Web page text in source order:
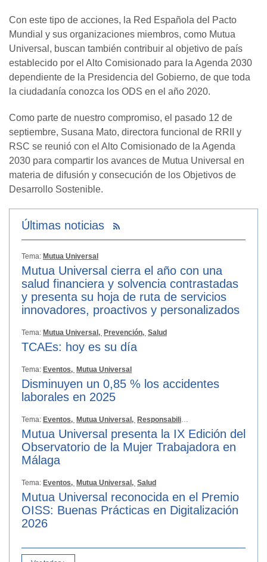
Con este tipo de acciones, la Red Española del Pacto
Mundial y sus organizaciones miembros, como Mutua
Universal, buscan también contribuir al objetivo de país
establecido por el Alto Comisionado para la Agenda 2030
dependiente de la Presidencia del Gobierno, de que toda
la ciudadanía conozca los ODS en el año 2020.
Como parte de nuestro compromiso, el pasado 12 de
septiembre, Susana Mato, directora funcional de RRII y
RSC se reunió con el Alto Comisionado de la Agenda
2030 para compartir los avances de Mutua Universal en
materia de difusión y consecución de los Objetivos de
Desarrollo Sostenible.
Últimas noticias
Tema: Mutua Universal
Mutua Universal cierra el año con una
salud financiera y solvencia contrastadas
y presenta su hoja de ruta de servicios
innovadores, proactivos y personalizados
Tema: Mutua Universal, Prevención, Salud
TCAEs: hoy es su día
Tema: Eventos, Mutua Universal
Disminuyen un 0,85 % los accidentes
laborales en 2025
Tema: Eventos, Mutua Universal, Responsabilidad Social
Mutua Universal presenta la IX Edición del
Observatorio de la Mujer Trabajadora en
Málaga
Tema: Eventos, Mutua Universal, Salud
Mutua Universal reconocida en el Premio
OISS: Buenas Prácticas en Digitalización
2026